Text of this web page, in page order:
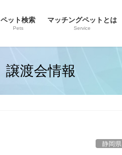
ペット検索
Pets
マッチングペットとは
Service
譲渡会情報
静岡県